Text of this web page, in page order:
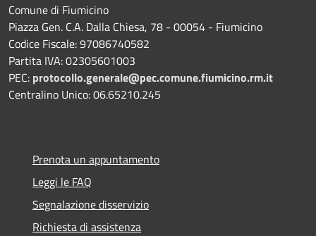
Comune di Fiumicino
Piazza Gen. C.A. Dalla Chiesa, 78 - 00054 - Fiumicino
Codice Fiscale: 97086740582
Partita IVA: 02305601003
PEC: protocollo.generale@pec.comune.fiumicino.rm.it
Centralino Unico: 06.65210.245
Prenota un appuntamento
Leggi le FAQ
Segnalazione disservizio
Richiesta di assistenza